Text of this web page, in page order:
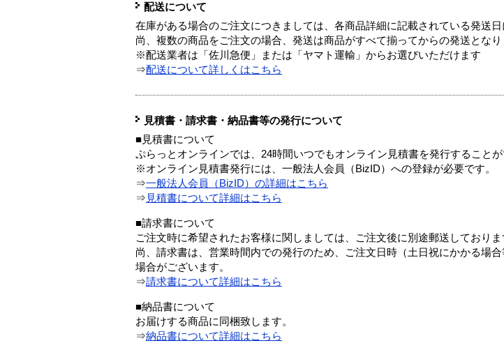
配送について
在庫がある場合のご注文につきましては、各商品詳細に記載されている発送日
尚、複数の商品をご注文の場合、発送は商品がすべて揃ってからの発送となり
※配送業者は「佐川急便」または「ヤマト運輸」からお選びいただけます
⇒配送について詳しくはこちら
見積書・請求書・納品書等の発行について
■見積書について
ぷらっとオンラインでは、24時間いつでもオンライン見積書を発行することが
※オンライン見積書発行には、一般法人会員（BizID）への登録が必要です。
⇒一般法人会員（BizID）の詳細はこちら
⇒ 見積書について詳細はこちら
■請求書について
ご注文時に希望されたお客様に関しましては、ご注文後に別途郵送しておりま
尚、請求書は、営業時間内での発行のため、ご注文日時（土日祝にかかる場
場合がございます。
⇒請求書について詳細はこちら
■納品書について
お届けする商品に同梱致します。
⇒納品書について詳細はこちら